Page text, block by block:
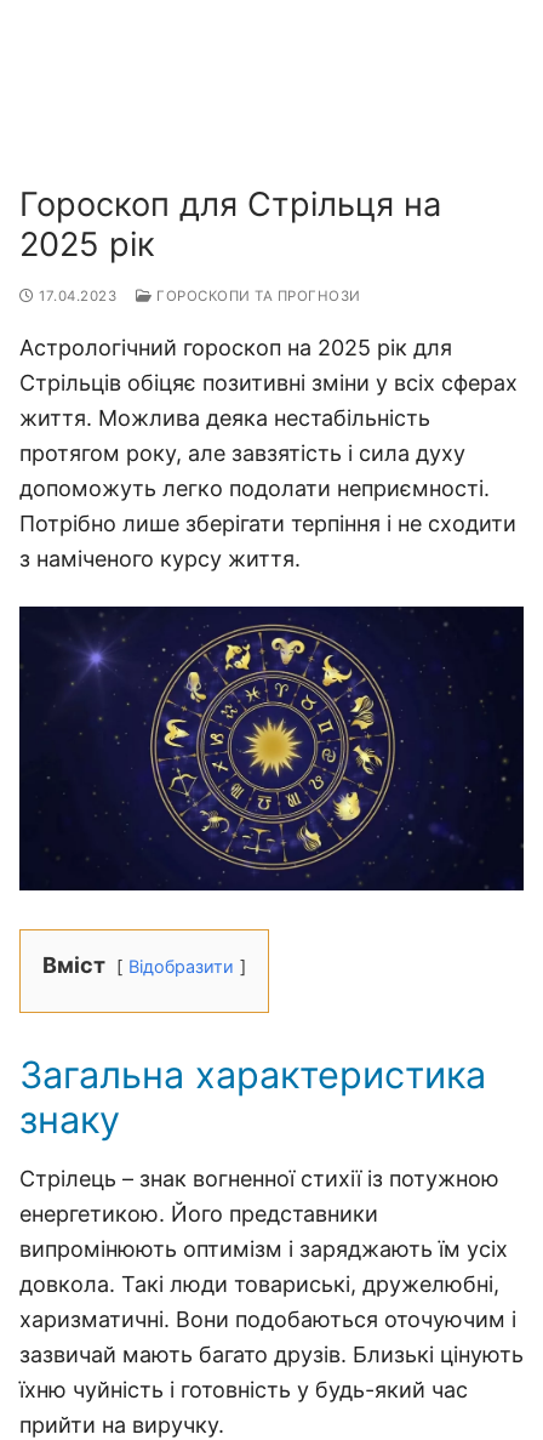
Гороскоп для Стрільця на
2025 рік
17.04.2023 ГОРОСКОПИ ТА ПРОГНОЗИ
Астрологічний гороскоп на 2025 рік для
Стрільців обіцяє позитивні зміни у всіх сферах
життя. Можлива деяка нестабільність
протягом року, але завзятість і сила духу
допоможуть легко подолати неприємності.
Потрібно лише зберігати терпіння і не сходити
з наміченого курсу життя.
Вміст Відобразити
Загальна характеристика
знаку
Стрілець – знак вогненної стихії із потужною
енергетикою. Його представники
випромінюють оптимізм і заряджають їм усіх
довкола. Такі люди товариські, дружелюбні,
харизматичні. Вони подобаються оточуючим і
зазвичай мають багато друзів. Близькі цінують
їхню чуйність і готовність у будь-який час
прийти на виручку.